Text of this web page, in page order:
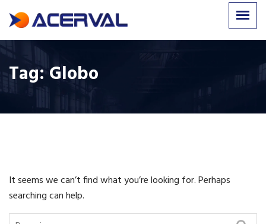
Tag:Globo
It seems we can’t find what you’re looking for. Perhaps
searching can help.